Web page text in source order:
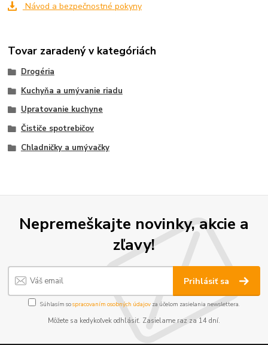
Návod a bezpečnostné pokyny
Tovar zaradený v kategóriách
Drogéria
Kuchyňa a umývanie riadu
Upratovanie kuchyne
Čističe spotrebičov
Chladničky a umývačky
Nepremeškajte novinky, akcie a
zľavy!
Prihlásiť sa
Súhlasím sospracovaním osobných údajov za účelom zasielania newslettera.
Môžete sa kedykoľvek odhlásiť. Zasielame raz za 14 dní.